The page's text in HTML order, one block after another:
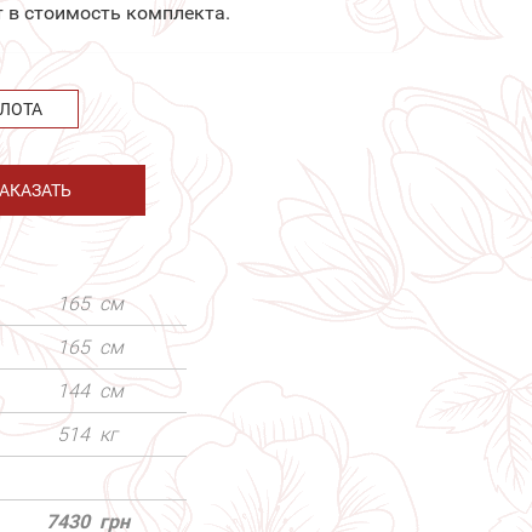
в стоимость комплекта.
165 см
165 см
144 см
514 кг
7430 грн